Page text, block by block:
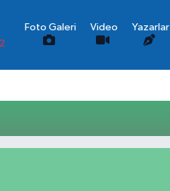
Foto Galeri Video Yazarlar